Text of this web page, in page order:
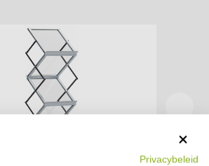
Privacybeleid